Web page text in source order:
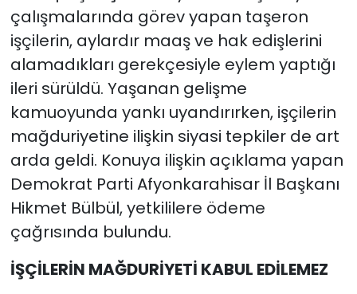
çalışmalarında görev yapan taşeron
işçilerin, aylardır maaş ve hak edişlerini
alamadıkları gerekçesiyle eylem yaptığı
ileri sürüldü. Yaşanan gelişme
kamuoyunda yankı uyandırırken, işçilerin
mağduriyetine ilişkin siyasi tepkiler de art
arda geldi. Konuya ilişkin açıklama yapan
Demokrat Parti Afyonkarahisar İl Başkanı
Hikmet Bülbül, yetkililere ödeme
çağrısında bulundu.
İŞÇİLERİN MAĞDURİYETİ KABUL EDİLEMEZ